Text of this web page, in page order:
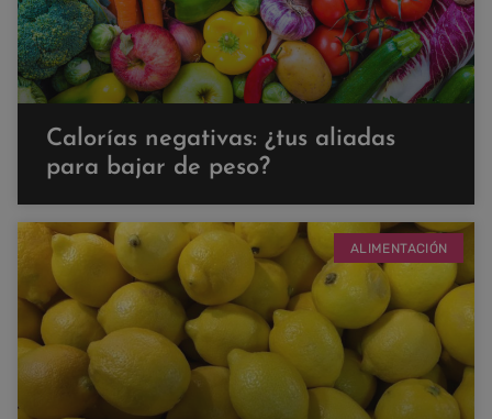
Calorías negativas: ¿tus aliadas
para bajar de peso?
ALIMENTACIÓN